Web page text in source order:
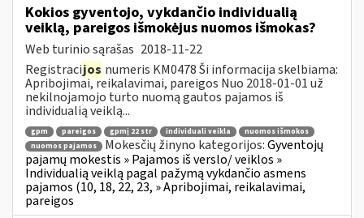
Kokios gyventojo, vykdančio individualią
veiklą, pareigos išmokėjus nuomos išmokas?
Web turinio sąrašas 2018-11-22
Registracijos numeris KM0478 Ši informacija skelbiama:
Apribojimai, reikalavimai, pareigos Nuo 2018-01-01 už
nekilnojamojo turto nuomą gautos pajamos iš
individualią veiklą...
gpm pareigos gpmį 22 str individuali veikla
nuomos išmokos
nuomos pajamos
Mokesčių žinyno kategorijos:Gyventojų
pajamų mokestis » Pajamos iš verslo/ veiklos »
Individualią veiklą pagal pažymą vykdančio asmens
pajamos (10, 18, 22, 23, » Apribojimai, reikalavimai,
pareigos